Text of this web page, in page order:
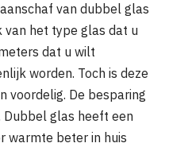
van dubbel glas
het type glas dat u
dat u wilt
worden. Toch is deze
voordelig. De besparing
Dubbel glas heeft een
warmte beter in huis